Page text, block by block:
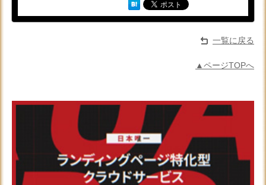
一覧に戻る
▲ページTOPへ